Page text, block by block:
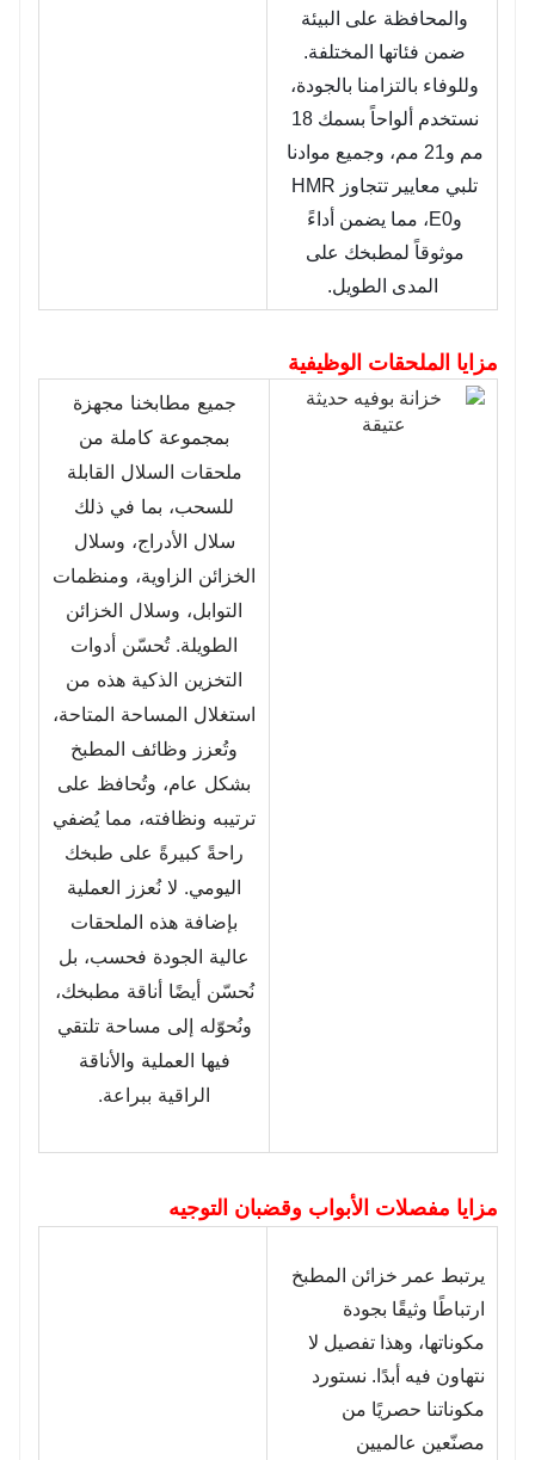
المدى الطويل.
مزايا الملحقات الوظيفية
جميع مطابخنا مجهزة
بمجموعة كاملة من
ملحقات السلال القابلة
للسحب، بما في ذلك
سلال الأدراج، وسلال
الخزائن الزاوية، ومنظمات
التوابل، وسلال الخزائن
الطويلة. تُحسّن أدوات
التخزين الذكية هذه من
استغلال المساحة المتاحة،
وتُعزز وظائف المطبخ
بشكل عام، وتُحافظ على
ترتيبه ونظافته، مما يُضفي
راحةً كبيرةً على طبخك
اليومي. لا نُعزز العملية
بإضافة هذه الملحقات
عالية الجودة فحسب، بل
نُحسّن أيضًا أناقة مطبخك،
ونُحوّله إلى مساحة تلتقي
فيها العملية والأناقة
الراقية ببراعة.
مزايا مفصلات الأبواب وقضبان التوجيه
يرتبط عمر خزائن المطبخ
ارتباطًا وثيقًا بجودة
مكوناتها، وهذا تفصيل لا
نتهاون فيه أبدًا. نستورد
مكوناتنا حصريًا من
مصنّعين عالميين